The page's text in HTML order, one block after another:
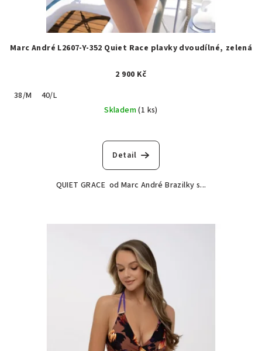
Marc André L2607-Y-352 Quiet Race plavky dvoudílné, zelená
2 900 Kč
38/M
40/L
Skladem(1 ks)
Detail
QUIET GRACE od Marc André Brazilky s...